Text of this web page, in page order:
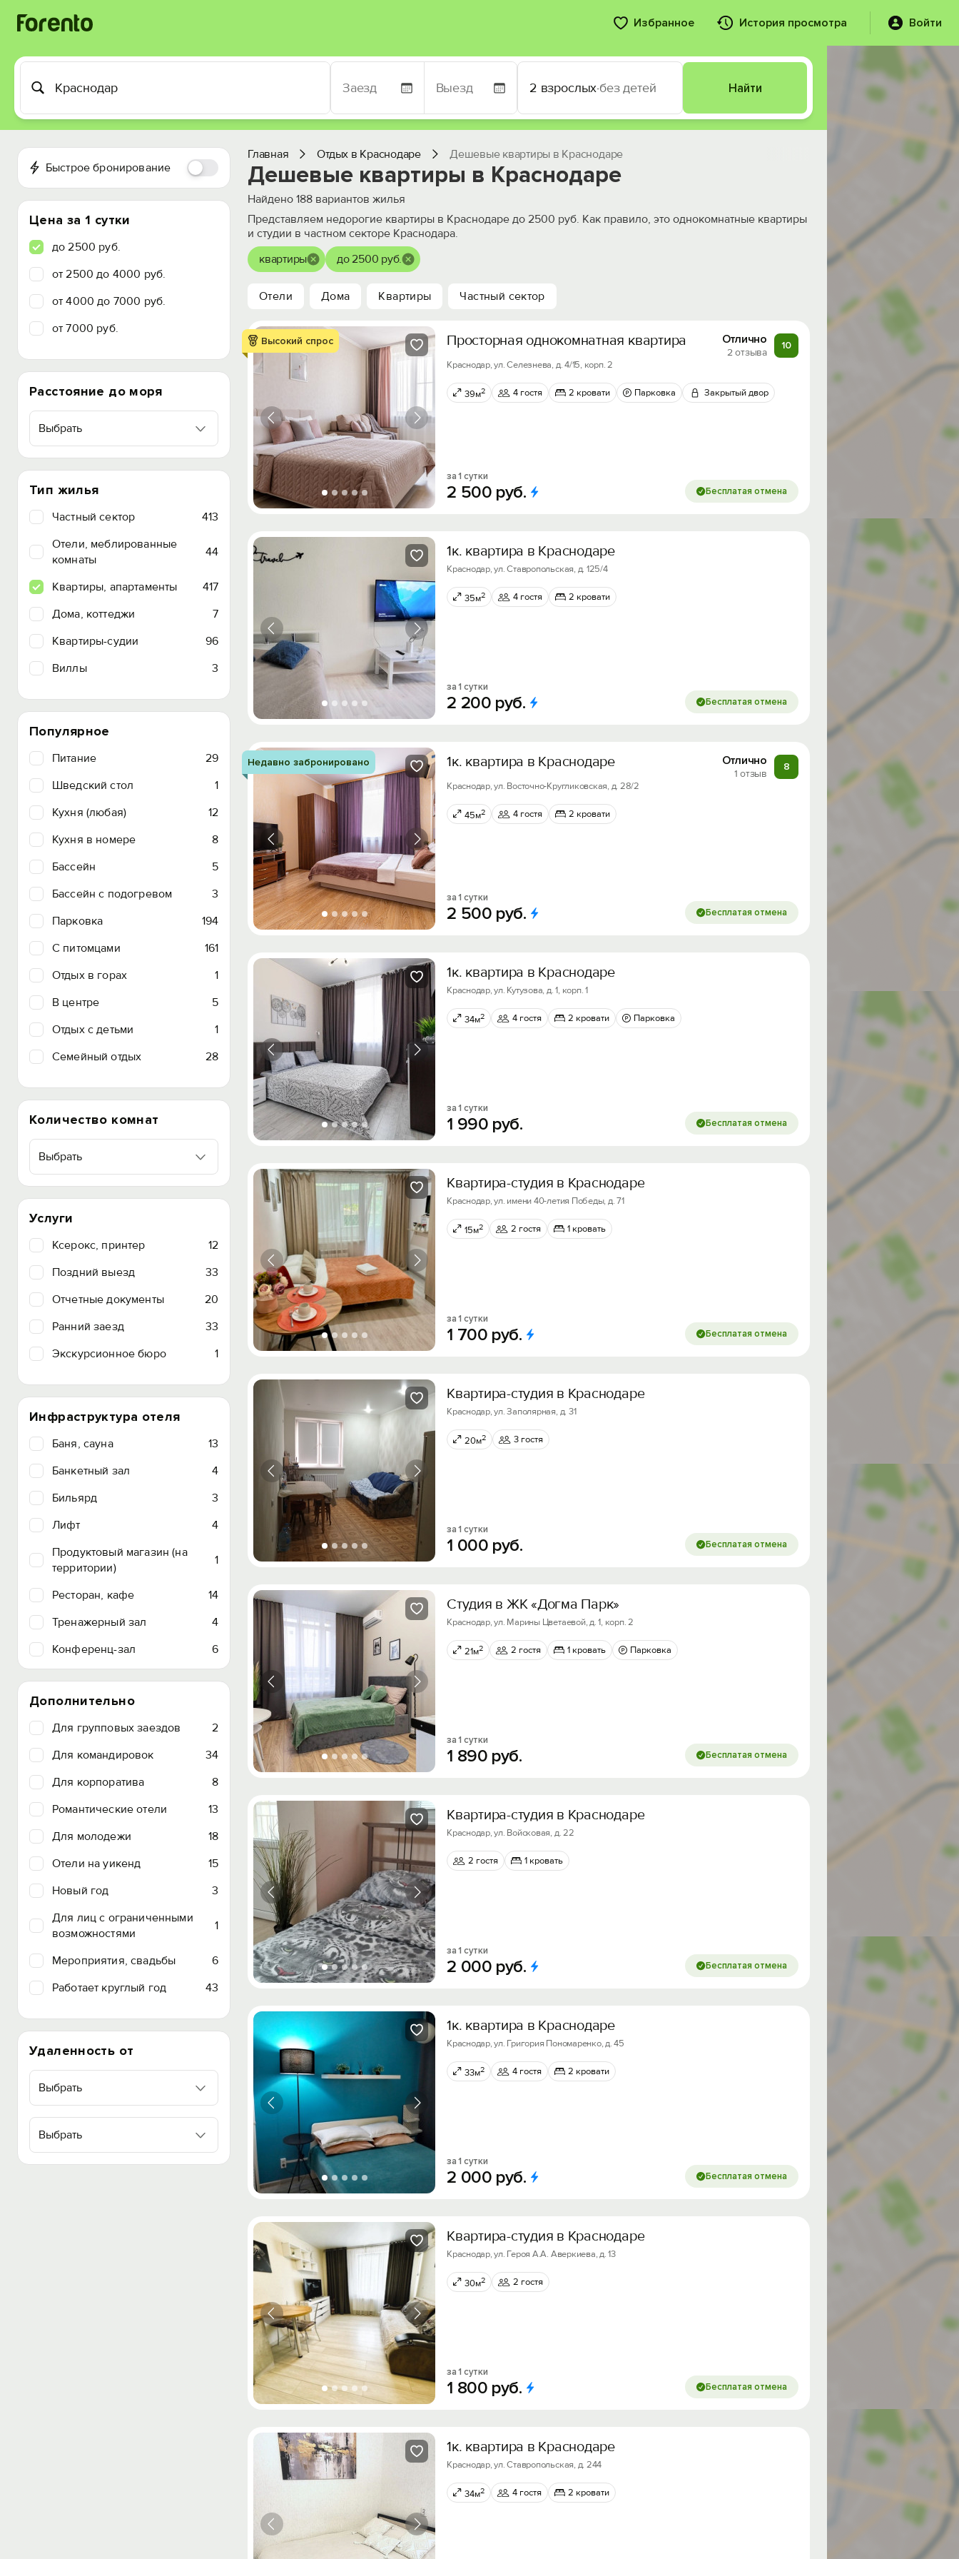
Избранное История просмотра Войти
2 взрослых·без детей Найти
Быстрое бронирование
Цена за 1 сутки
до 2500 руб.
от 2500 до 4000 руб.
от 4000 до 7000 руб.
от 7000 руб.
Расстояние до моря
Выбрать
Тип жилья
Частный сектор
413
Отели, меблированные
комнаты
44
Квартиры, апартаменты
417
Дома, коттеджи
7
Квартиры-судии
96
Виллы
3
Популярное
Питание
29
Шведский стол
1
Кухня (любая)
12
Кухня в номере
8
Бассейн
5
Бассейн с подогревом
3
Парковка
194
C питомцами
161
Отдых в горах
1
В центре
5
Отдых с детьми
1
Семейный отдых
28
Количество комнат
Выбрать
Услуги
Ксерокс, принтер
12
Поздний выезд
33
Отчетные документы
20
Ранний заезд
33
Экскурсионное бюро
1
Инфраструктура отеля
Баня, сауна
13
Банкетный зал
4
Бильярд
3
Лифт
4
Продуктовый магазин (на
территории)
1
Ресторан, кафе
14
Тренажерный зал
4
Конференц-зал
6
Дополнительно
Для групповых заездов
2
Для командировок
34
Для корпоратива
8
Романтические отели
13
Для молодежи
18
Отели на уикенд
15
Новый год
3
Для лиц с ограниченными
возможностями
1
Мероприятия, свадьбы
6
Работает круглый год
43
Удаленность от
Выбрать
Выбрать
Главная Отдых в Краснодаре Дешевые квартиры в Краснодаре
Дешевые квартиры в Краснодаре
Найдено 188 вариантов жилья
Представляем недорогие квартиры в Краснодаре до 2500 руб. Как правило, это однокомнатные квартиры
и студии в частном секторе Краснодара.
квартиры
до 2500 руб.
Отели Дома Квартиры Частный сектор
Высокий спрос Просторная однокомнатная квартира Отлично
2 отзыва
10
Краснодар, ул. Селезнева, д. 4/15, корп. 2
39м2 4 гостя 2 кровати Парковка Закрытый двор
за 1 сутки
2 500 руб. Бесплатая отмена
1к. квартира в Краснодаре
Краснодар, ул. Ставропольская, д. 125/4
35м2 4 гостя 2 кровати
за 1 сутки
2 200 руб. Бесплатая отмена
Недавно забронировано 1к. квартира в Краснодаре Отлично
1 отзыв
8
Краснодар, ул. Восточно-Кругликовская, д. 28/2
45м2 4 гостя 2 кровати
за 1 сутки
2 500 руб. Бесплатая отмена
1к. квартира в Краснодаре
Краснодар, ул. Кутузова, д. 1, корп. 1
34м2 4 гостя 2 кровати Парковка
за 1 сутки
1 990 руб. Бесплатая отмена
Квартира-студия в Краснодаре
Краснодар, ул. имени 40-летия Победы, д. 71
15м2 2 гостя 1 кровать
за 1 сутки
1 700 руб. Бесплатая отмена
Квартира-студия в Краснодаре
Краснодар, ул. Заполярная, д. 31
20м2 3 гостя
за 1 сутки
1 000 руб. Бесплатая отмена
Студия в ЖК «Догма Парк»
Краснодар, ул. Марины Цветаевой, д. 1, корп. 2
21м2 2 гостя 1 кровать Парковка
за 1 сутки
1 890 руб. Бесплатая отмена
Квартира-студия в Краснодаре
Краснодар, ул. Войсковая, д. 22
2 гостя 1 кровать
за 1 сутки
2 000 руб. Бесплатая отмена
1к. квартира в Краснодаре
Краснодар, ул. Григория Пономаренко, д. 45
33м2 4 гостя 2 кровати
за 1 сутки
2 000 руб. Бесплатая отмена
Квартира-студия в Краснодаре
Краснодар, ул. Героя А.А. Аверкиева, д. 13
30м2 2 гостя
за 1 сутки
1 800 руб. Бесплатая отмена
1к. квартира в Краснодаре
Краснодар, ул. Ставропольская, д. 244
34м2 4 гостя 2 кровати